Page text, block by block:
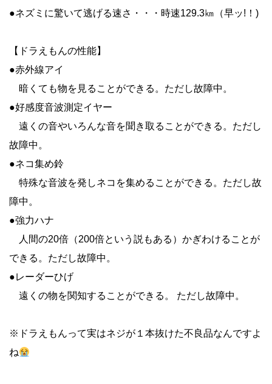
●ネズミに驚いて逃げる速さ・・・時速129.3㎞（早ッ!！)
【ドラえもんの性能】
●赤外線アイ
暗くても物を見ることができる。ただし故障中。
●好感度音波測定イヤー
遠くの音やいろんな音を聞き取ることができる。ただし
故障中。
●ネコ集め鈴
特殊な音波を発しネコを集めることができる。ただし故
障中。
●強力ハナ
人間の20倍（200倍という説もある）かぎわけることが
できる。ただし故障中。
●レーダーひげ
遠くの物を関知することができる。 ただし故障中。
※ドラえもんって実はネジが１本抜けた不良品なんですよ
ね